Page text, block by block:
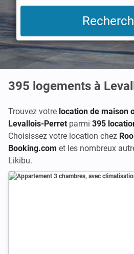
395 logements à
Trouvez votre location de maison
Levallois-Perret parmi 395
Choisissez votre location chez
Booking.com et les nombreux
Likibu.